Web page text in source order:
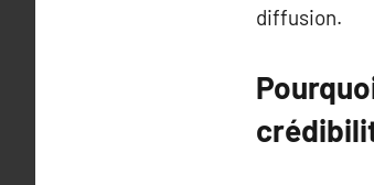
diffusion.